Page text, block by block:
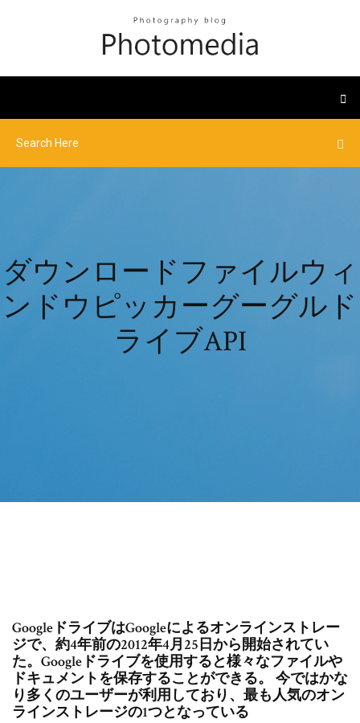
ダウンロードファイルウィ
ンドウピッカーグーグルド
ライブAPI
GoogleドライブはGoogleによるオンラインストレー
ジで、約4年前の2012年4月25日から開始されてい
た。Googleドライブを使用すると様々なファイルや
ドキュメントを保存することができる。 今ではかな
り多くのユーザーが利用しており、最も人気のオン
ラインストレージの1つとなっている